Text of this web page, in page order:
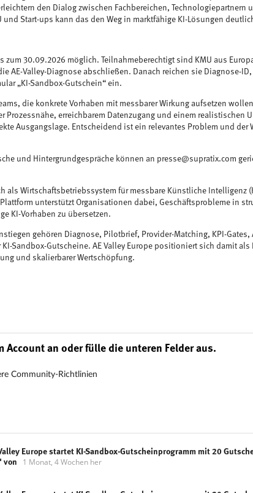
den Dialog zwischen Fachbereichen, Technologiepartnern
und Start-ups kann das den Weg in marktfähige KI-Lösungen
zum 30.09.2026 möglich. Teilnahmeberechtigt sind KMU aus
AE-Valley-Diagnose abschließen. Danach reichen sie Diagnose-
„KI-Sandbox-Gutschein“ ein.
die konkrete Vorhaben mit messbarer Wirkung aufsetzen
Prozessnähe, erreichbarem Datenzugang und einem realistischen
Ausgangslage. Entscheidend ist ein relevantes Problem und der
und Hintergrundgespräche können an presse@supratix.com
als Wirtschaftsbetriebssystem für messbare Künstliche Intelligenz
unterstützt Organisationen dabei, Geschäftsprobleme in
KI-Vorhaben zu übersetzen.
gehören Diagnose, Pilotbrief, Provider-Matching, KPI-Gates,
Sandbox-Gutscheine. AE Valley Europe positioniert sich damit als
und skalierbarer Wertschöpfung.
Account an oder fülle die unteren Felder aus.
Community-Richtlinien
Europe startet KI-Sandbox-Gutscheinprogramm mit 20
von
1 Monat, 4 Wochen her